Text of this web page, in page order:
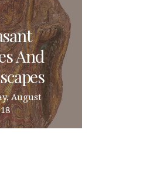
And
August
18